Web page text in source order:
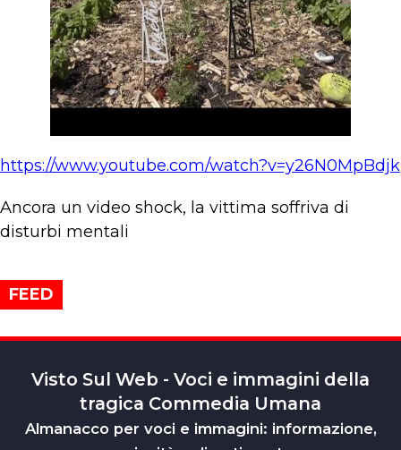
https://www.youtube.com/watch?v=y26N0MpBdjk
Ancora un video shock, la vittima soffriva di
disturbi mentali
FEED
Visto Sul Web - Voci e immagini della
tragica Commedia Umana
Almanacco per voci e immagini: informazione,